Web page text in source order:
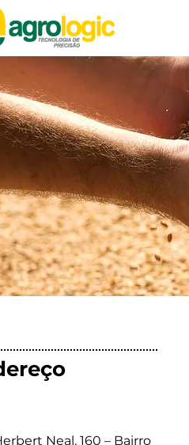
Neal, 160 – Bairro